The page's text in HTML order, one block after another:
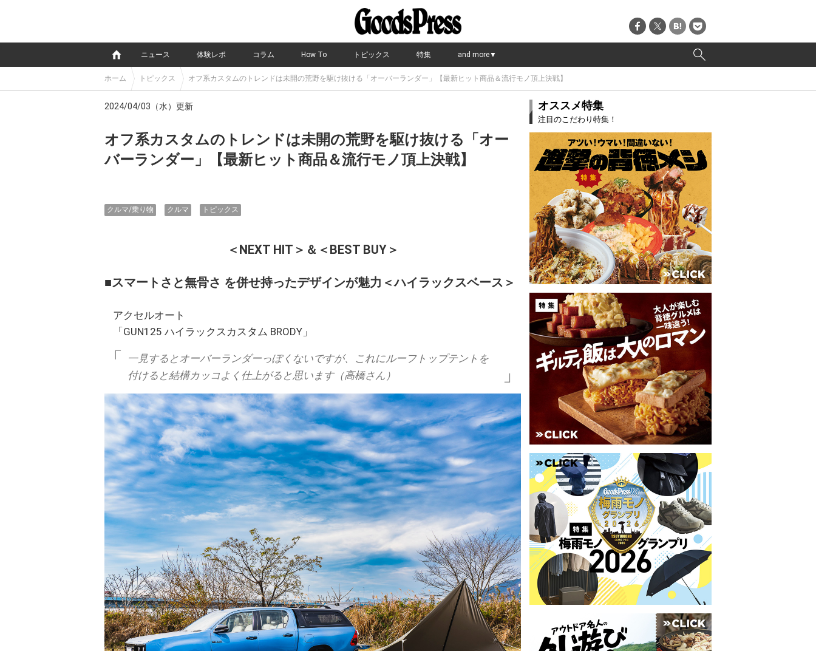
ニュース 体験レポ コラム How To トピックス 特集 and more▼
ホーム トピックス オフ系カスタムのトレンドは未開の荒野を駆け抜ける「オーバーランダー」【最新ヒット商品＆流行モノ頂上決戦】
2024/04/03（水）更新
オフ系カスタムのトレンドは未開の荒野を駆け抜ける「オー
バーランダー」【最新ヒット商品＆流行モノ頂上決戦】
クルマ/乗り物 クルマ トピックス
＜NEXT HIT＞＆＜BEST BUY＞
■スマートさと無骨さ を併せ持ったデザインが魅力＜ハイラックスベース＞
アクセルオート
「GUN125 ハイラックスカスタム BRODY」
一見するとオーバーランダーっぽくないですが、これにルーフトップテントを
付けると結構カッコよく仕上がると思います（高橋さん）
オススメ特集
注目のこだわり特集！